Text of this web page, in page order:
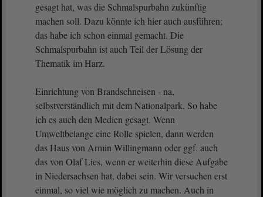
gesagt hat, was die Schmalspurbahn zukünftig
machen soll. Dazu könnte ich hier auch ausführen;
das habe ich schon einmal gemacht. Die
Schmalspurbahn ist auch Teil der Lösung der
Thematik im Harz.
Einrichtung von Brandschneisen - na,
selbstverständlich mit dem Nationalpark. So habe
ich es auch den Medien gesagt. Wenn
Umweltbelange eine Rolle spielen, dann werden
das Haus von Armin Willingmann oder ggf. auch
das von Olaf Lies, wenn er weiterhin diese Aufgabe
in Niedersachsen hat, dabei sein. Wir versuchen erst
einmal, so viel wie möglich zu machen. Auch in